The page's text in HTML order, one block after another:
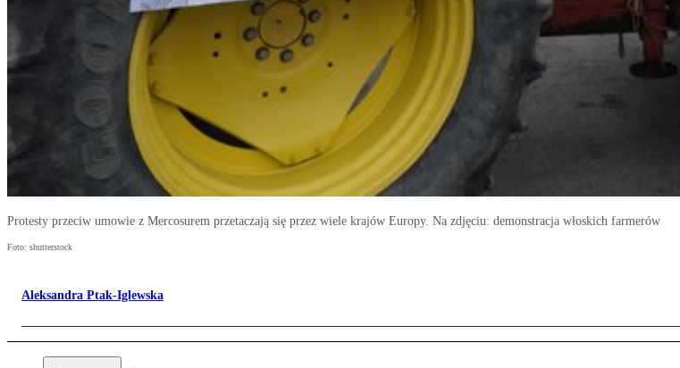
Protesty przeciw umowie z Mercosurem przetaczają się przez wiele krajów Europy. Na zdjęciu: demonstracja włoskich farmerów
Foto: shutterstock
Aleksandra Ptak-Iglewska